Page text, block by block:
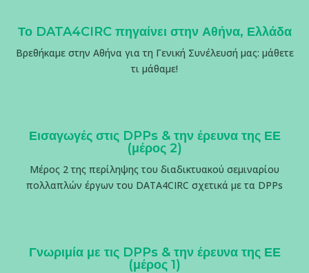
Το DATA4CIRC πηγαίνει στην Αθήνα, Ελλάδα
Βρεθήκαμε στην Αθήνα για τη Γενική Συνέλευσή μας: μάθετε
τι μάθαμε!
Εισαγωγές στις DPPs & την έρευνα της ΕΕ
(μέρος 2)
Μέρος 2 της περίληψης του διαδικτυακού σεμιναρίου
πολλαπλών έργων του DATA4CIRC σχετικά με τα DPPs
Γνωριμία με τις DPPs & την έρευνα της ΕΕ
(μέρος 1)